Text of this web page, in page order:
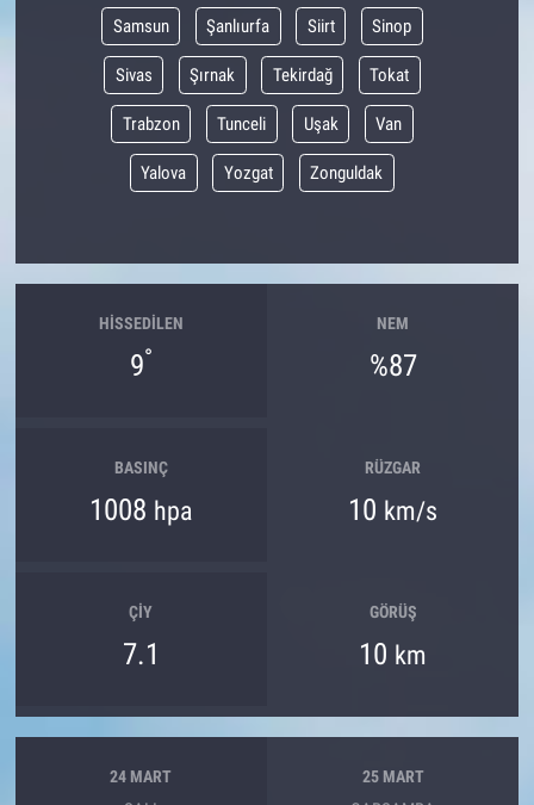
Samsun Şanlıurfa Siirt Sinop
Sivas Şırnak Tekirdağ Tokat
Trabzon Tunceli Uşak Van
Yalova Yozgat Zonguldak
HISSEDILEN
9°
NEM
%87
BASINÇ
1008 hpa
RÜZGAR
10 km/s
ÇIY
7.1
GÖRÜŞ
10 km
24 MART 25 MART